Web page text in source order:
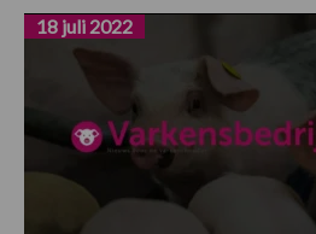
18 juli 2022